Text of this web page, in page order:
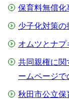
保育料無償化
少子化対策の
オムツとナプ
共同親権に関
ームページ
秋⽥市公⽴保